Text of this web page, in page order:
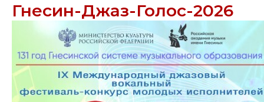
Гнесин-Джаз-Голос-2026